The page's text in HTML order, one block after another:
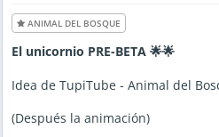
ANIMAL DEL BOSQUE
El unicornio PRE-BETA 🌟🌟
Idea de TupiTube - Animal del
(Después la animación)